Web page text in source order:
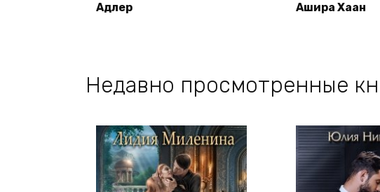
Адлер
Ашира Хаан
Недавно просмотренные